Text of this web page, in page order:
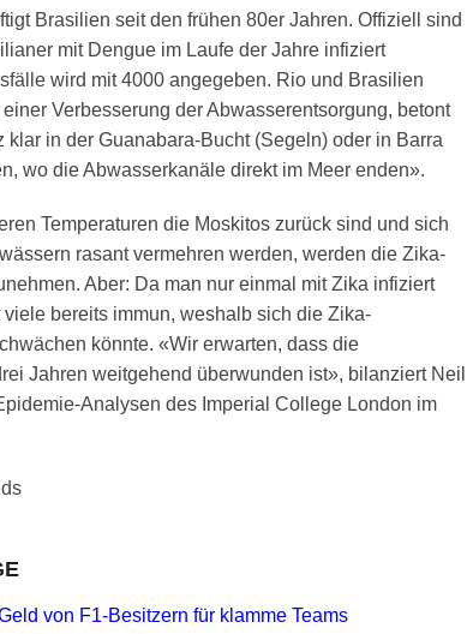
Brasilien seit den frühen 80er Jahren. Offiziell sind
mit Dengue im Laufe der Jahre infiziert
wird mit 4000 angegeben. Rio und Brasilien
Verbesserung der Abwasserentsorgung, betont
klar in der Guanabara-Bucht (Segeln) oder in Barra
wo die Abwasserkanäle direkt im Meer enden».
Temperaturen die Moskitos zurück sind und sich
rasant vermehren werden, werden die Zika-
Aber: Da man nur einmal mit Zika infiziert
bereits immun, weshalb sich die Zika-
könnte. «Wir erwarten, dass die
Jahren weitgehend überwunden ist», bilanziert Neil
Analysen des Imperial College London im
von F1-Besitzern für klamme Teams